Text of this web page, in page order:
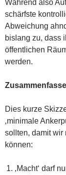
Während also
schärfste
Abweichung
bislang zu, dass
öffentlichen
werden.
Dies kurze
‚minimale
sollten, damit wir
können:
‚Macht‘ darf